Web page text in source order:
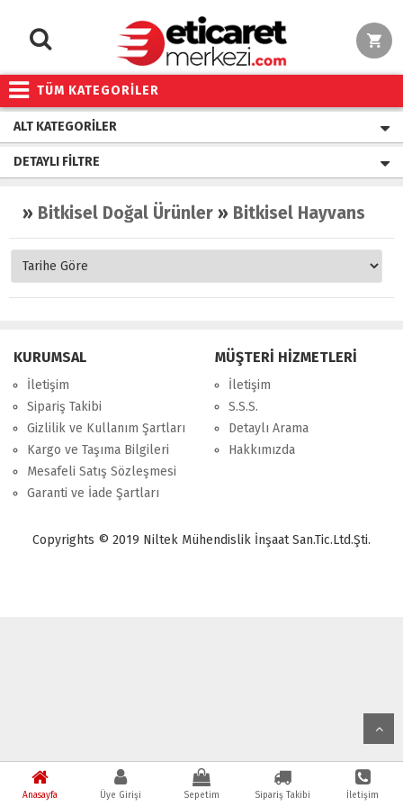
TÜM KATEGORİLER
Anasayfa Üye Girişi Sepetim Sipariş Takibi İletişim
ALT KATEGORILER
DETAYLI FILTRE
» Bitkisel Doğal Ürünler » Bitkisel Hayvansal Yağ
KURUMSAL
İletişim
Sipariş Takibi
Gizlilik ve Kullanım Şartları
Kargo ve Taşıma Bilgileri
Mesafeli Satış Sözleşmesi
Garanti ve İade Şartları
MÜŞTERİ HİZMETLERİ
İletişim
S.S.S.
Detaylı Arama
Hakkımızda
Copyrights © 2019 Niltek Mühendislik İnşaat San.Tic.Ltd.Şti.